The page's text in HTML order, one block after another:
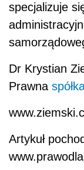
specjalizuje
Dr Krystian
Prawna
Artykuł